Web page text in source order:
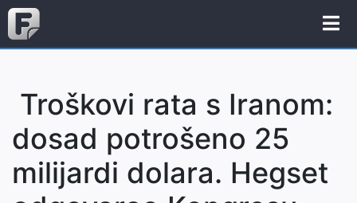
Troškovi rata s Iranom:
dosad potrošeno 25
milijardi dolara. Hegset